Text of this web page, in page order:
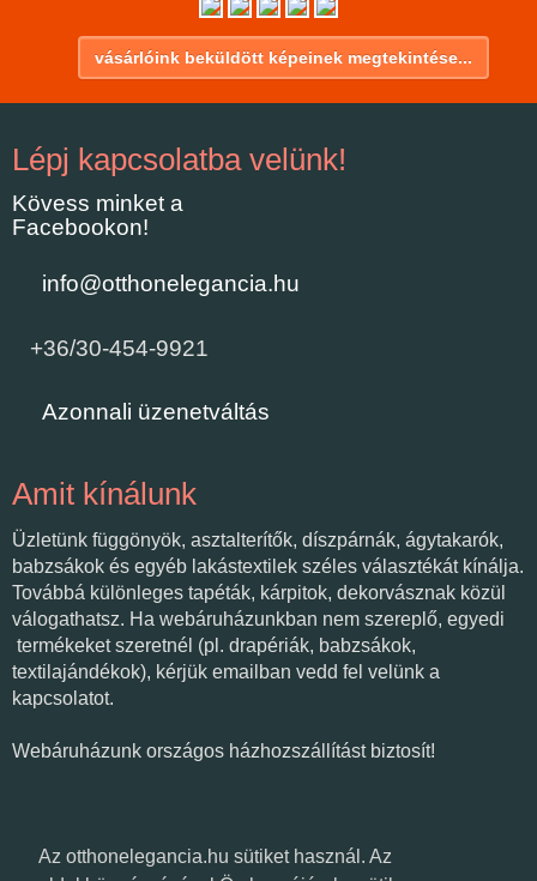
Az otthonelegancia.hu sütiket használ. Az
vásárlóink beküldött képeinek megtekintése...
Lépj kapcsolatba velünk!
Kövess minket a
Facebookon!
info@otthonelegancia.hu
+36/30-454-9921
Azonnali üzenetváltás
Amit kínálunk
Üzletünk függönyök, asztalterítők, díszpárnák, ágytakarók,
babzsákok és egyéb lakástextilek széles választékát kínálja.
Továbbá különleges tapéták, kárpitok, dekorvásznak közül
válogathatsz. Ha webáruházunkban nem szereplő, egyedi
termékeket szeretnél (pl. drapériák, babzsákok,
textilajándékok), kérjük emailban vedd fel velünk a
kapcsolatot.
Webáruházunk országos házhozszállítást biztosít!